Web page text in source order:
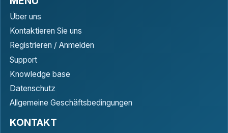
Über uns
Kontaktieren Sie uns
Registrieren / Anmelden
Support
Knowledge base
Datenschutz
Allgemeine Geschäftsbedingungen
KONTAKT